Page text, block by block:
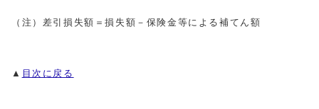
（注）差引損失額＝損失額－保険金等による補てん額
▲ 目次に戻る